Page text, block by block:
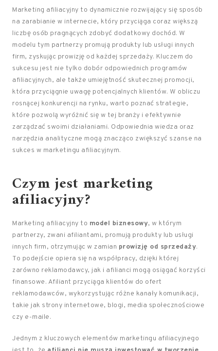
Marketing afiliacyjny to dynamicznie rozwijający się sposób
na zarabianie w internecie, który przyciąga coraz większą
liczbę osób pragnących zdobyć dodatkowy dochód. W
modelu tym partnerzy promują produkty lub usługi innych
firm, zyskując prowizję od każdej sprzedaży. Kluczem do
sukcesu jest nie tylko dobór odpowiednich programów
afiliacyjnych, ale także umiejętność skutecznej promocji,
która przyciągnie uwagę potencjalnych klientów. W obliczu
rosnącej konkurencji na rynku, warto poznać strategie,
które pozwolą wyróżnić się w tej branży i efektywnie
zarządzać swoimi działaniami. Odpowiednia wiedza oraz
narzędzia analityczne mogą znacząco zwiększyć szanse na
sukces w marketingu afiliacyjnym.
Czym jest marketing
afiliacyjny?
Marketing afiliacyjny to model biznesowy, w którym
partnerzy, zwani afiliantami, promują produkty lub usługi
innych firm, otrzymując w zamian prowizję od sprzedaży.
To podejście opiera się na współpracy, dzięki której
zarówno reklamodawcy, jak i afilianci mogą osiągać korzyści
finansowe. Afiliant przyciąga klientów do ofert
reklamodawców, wykorzystując różne kanały komunikacji,
takie jak strony internetowe, blogi, media społecznościowe
czy e-maile.
Jednym z kluczowych elementów marketingu afiliacyjnego